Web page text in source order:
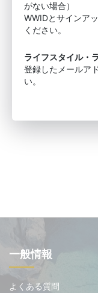
がない場合）
WWIDとサインア
ください。
ライフスタイル・
登録したメールア
い。
一般情報
よくある質問